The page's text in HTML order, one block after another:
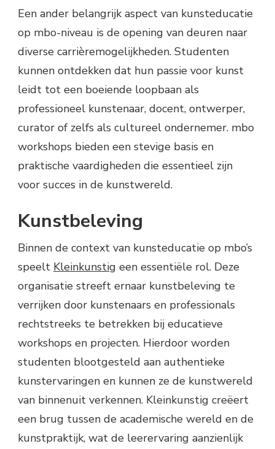
Een ander belangrijk aspect van kunsteducatie
op mbo-niveau is de opening van deuren naar
diverse carrièremogelijkheden. Studenten
kunnen ontdekken dat hun passie voor kunst
leidt tot een boeiende loopbaan als
professioneel kunstenaar, docent, ontwerper,
curator of zelfs als cultureel ondernemer. mbo
workshops bieden een stevige basis en
praktische vaardigheden die essentieel zijn
voor succes in de kunstwereld.
Kunstbeleving
Binnen de context van kunsteducatie op mbo’s
speelt Kleinkunstig een essentiële rol. Deze
organisatie streeft ernaar kunstbeleving te
verrijken door kunstenaars en professionals
rechtstreeks te betrekken bij educatieve
workshops en projecten. Hierdoor worden
studenten blootgesteld aan authentieke
kunstervaringen en kunnen ze de kunstwereld
van binnenuit verkennen. Kleinkunstig creëert
een brug tussen de academische wereld en de
kunstpraktijk, wat de leerervaring aanzienlijk